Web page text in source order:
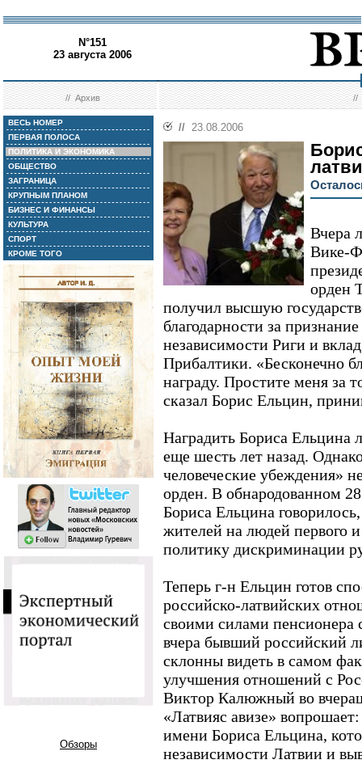
N°151
23 августа 2006
//Архив //
ВЕСЬ НОМЕР
ПЕРВАЯ ПОЛОСА
ПОЛИТИКА И ЭКОНОМИКА
ОБЩЕСТВО
ЗАГРАНИЦА
КРУПНЫМ ПЛАНОМ
БИЗНЕС И ФИНАНСЫ
КУЛЬТУРА
СПОРТ
КРОМЕ ТОГО
Обзоры
// 23.08.2006
Вчера
Вике-
орден
получил высшую
благодарности за
независимости Риги и
Прибалтики. «Бесконечно
награду. Простите меня за
сказал Борис Ельцин,
Наградить Бориса Ельцина
еще шесть лет назад.
человеческие убеждения»
орден. В обнародованном
Бориса Ельцина
жителей на людей первого и
политику дискриминации
Теперь г-н Ельцин готов
российско-латвийских
своими силами пенсионера
вчера бывший российский
склонны видеть в самом
улучшения отношений с
Виктор Калюжный во
«Латвияс авизе»
имени Бориса Ельцина,
независимости Латвии и